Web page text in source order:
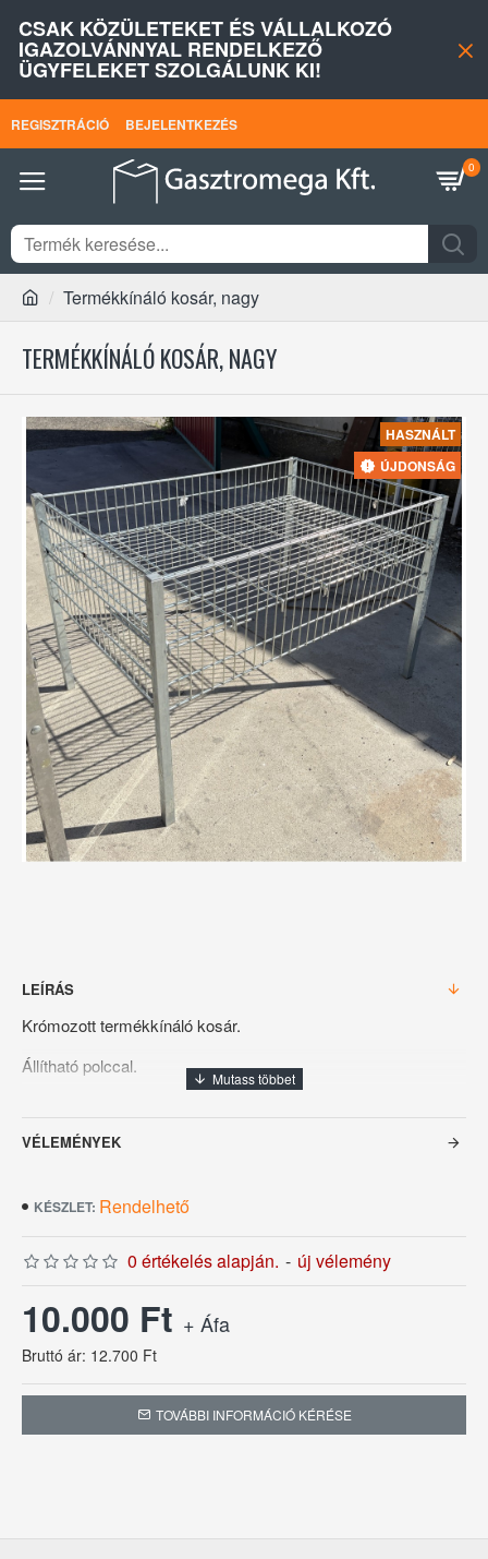
CSAK KÖZÜLETEKET ÉS VÁLLALKOZÓ
IGAZOLVÁNNYAL RENDELKEZŐ
ÜGYFELEKET SZOLGÁLUNK KI!
REGISZTRÁCIÓ BEJELENTKEZÉS
0
Termékkínáló kosár, nagy
TERMÉKKÍNÁLÓ KOSÁR, NAGY
HASZNÁLT
ÚJDONSÁG
LEÍRÁS
Krómozott termékkínáló kosár.
Állítható polccal.
VÉLEMÉNYEK
KÉSZLET: Rendelhető
0 értékelés alapján. - új vélemény
10.000 Ft + Áfa
Bruttó ár: 12.700 Ft
TOVÁBBI INFORMÁCIÓ KÉRÉSE